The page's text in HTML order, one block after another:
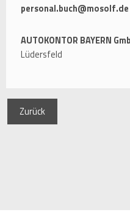
personal.buch@mosolf.de
AUTOKONTOR BAYERN
Lüdersfeld
Zurück